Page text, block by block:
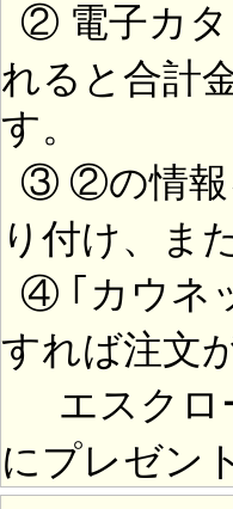
② 電子カタ
れると合計
す。
③ ②の情報
り付け、ま
④ ｢カウネ
すれば注文
エスクロ
にプレゼン